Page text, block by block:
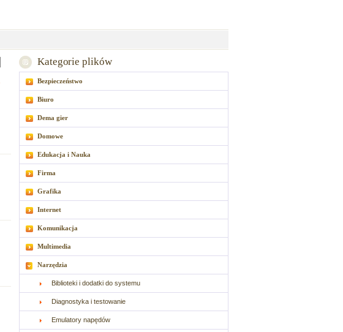
Kategorie plików
Bezpieczeństwo
Biuro
Dema gier
Domowe
Edukacja i Nauka
Firma
Grafika
Internet
Komunikacja
Multimedia
Narzędzia
Biblioteki i dodatki do systemu
Diagnostyka i testowanie
Emulatory napędów